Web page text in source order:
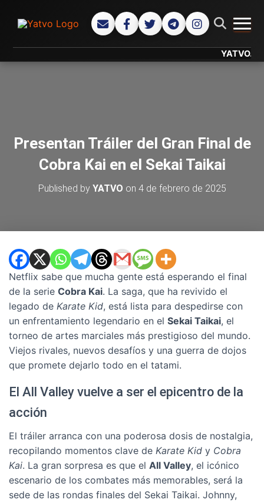
YATVO...
Presentan Tráiler del Gran Final de
Cobra Kai en el Sekai Taikai
Published by YATVO on 4 de febrero de 2025
Netflix sabe que mucha gente está esperando el final
de la serie Cobra Kai. La saga, que ha revivido el
legado de Karate Kid, está lista para despedirse con
un enfrentamiento legendario en el Sekai Taikai, el
torneo de artes marciales más prestigioso del mundo.
Viejos rivales, nuevos desafíos y una guerra de dojos
que promete dejarlo todo en el tatami.
El All Valley vuelve a ser el epicentro de la
acción
El tráiler arranca con una poderosa dosis de nostalgia,
recopilando momentos clave de Karate Kid y Cobra
Kai. La gran sorpresa es que el All Valley, el icónico
escenario de los combates más memorables, será la
sede de las rondas finales del Sekai Taikai. Johnny,